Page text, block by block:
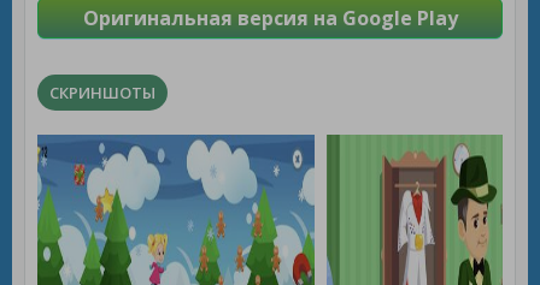
Оригинальная версия на Google Play
СКРИНШОТЫ